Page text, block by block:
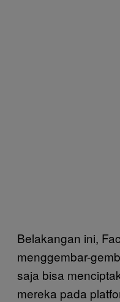
Belakangan ini,
menggembar-
saja bisa
mereka pada